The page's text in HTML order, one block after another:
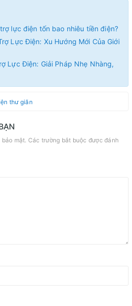
lực điện tốn bao nhiêu tiền điện?
Lực Điện: Xu Hướng Mới Của Giới
Lực Điện: Giải Pháp Nhẹ Nhàng,
thư giãn
mật. Các trường bắt buộc được đánh